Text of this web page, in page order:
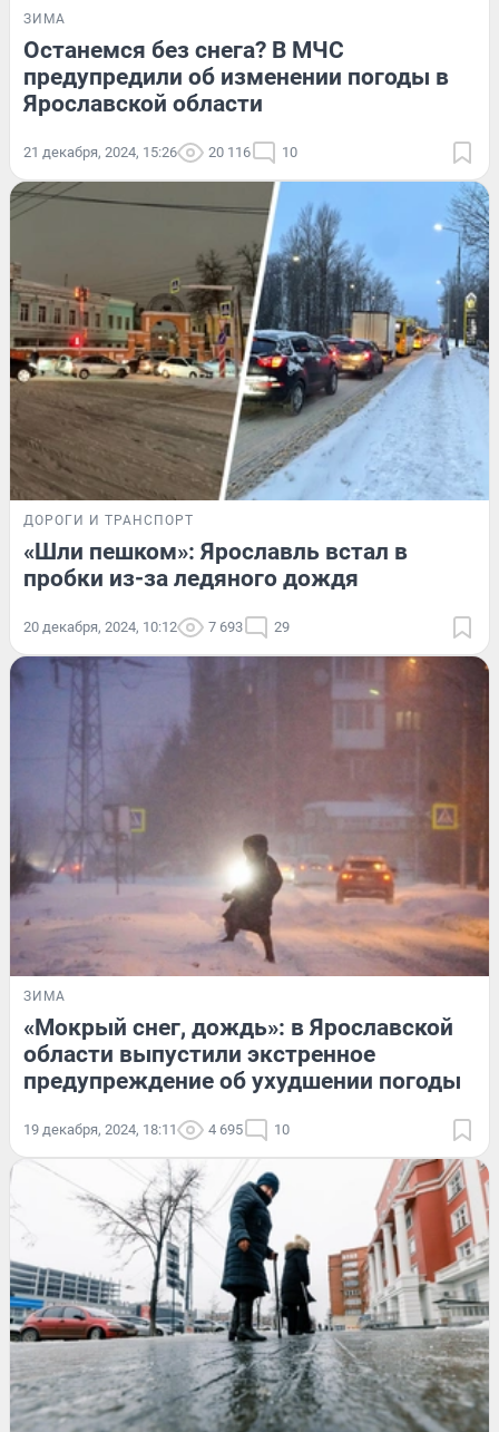
ЗИМА
Останемся без снега? В МЧС
предупредили об изменении погоды в
Ярославской области
21 декабря, 2024, 15:26 20 116 10
ДОРОГИ И ТРАНСПОРТ
«Шли пешком»: Ярославль встал в
пробки из-за ледяного дождя
20 декабря, 2024, 10:12 7 693 29
ЗИМА
«Мокрый снег, дождь»: в Ярославской
области выпустили экстренное
предупреждение об ухудшении погоды
19 декабря, 2024, 18:11 4 695 10